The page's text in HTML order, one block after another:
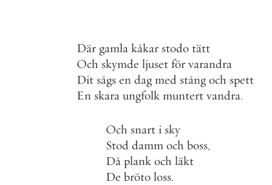
Där gamla kåkar stodo tätt
Och skymde ljuset för varandra
Dit sågs en dag med stång och spett
En skara ungfolk muntert vandra.
Och snart i sky
Stod damm och boss,
Då plank och läkt
De bröto loss.